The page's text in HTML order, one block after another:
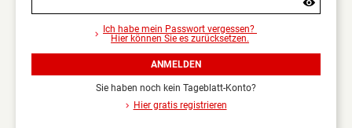
Sie
sicher,
Sie
sich
abmelden
wollen?
Nur
Ich habe mein Passwort vergessen?
Hier können Sie es zurücksetzen.
ANMELDEN
Sie haben noch kein Tageblatt-Konto?
Hier gratis registrieren